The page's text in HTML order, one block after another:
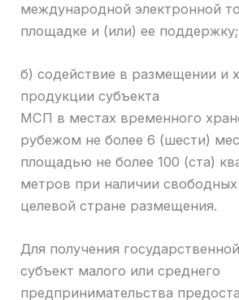
международной электронной
площадке и (или) ее поддержку;
б) содействие в размещении и
продукции субъекта
МСП в местах временного
рубежом не более 6 (шести)
площадью не более 100 (ста)
метров при наличии
целевой стране размещения.
Для получения
субъект малого или среднего
предпринимательства